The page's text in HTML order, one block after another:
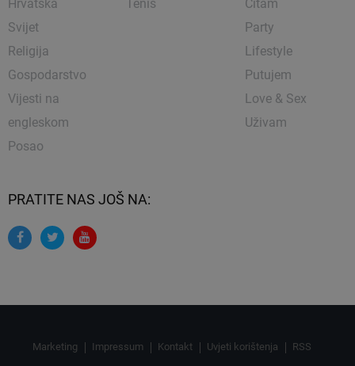
Hrvatska
Svijet
Religija
Gospodarstvo
Vijesti na
engleskom
Posao
Tenis
Čitam
Party
Lifestyle
Putujem
Love & Sex
Uživam
PRATITE NAS JOŠ NA:
Marketing Impressum Kontakt Uvjeti korištenja RSS